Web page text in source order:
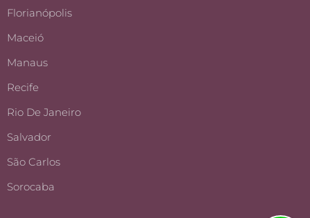
Florianópolis
Maceió
Manaus
Recife
Rio De Janeiro
Salvador
São Carlos
Sorocaba